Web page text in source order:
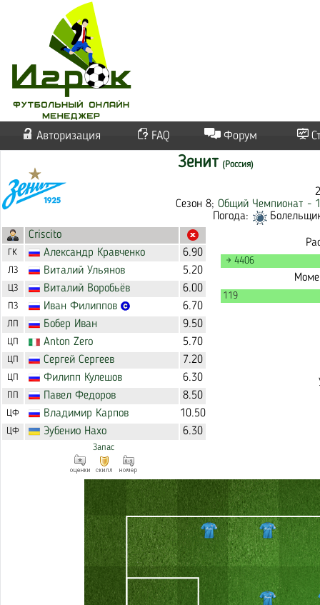
Авторизация FAQ Форум
Зенит (Россия)
Сезон 8;Общий Чемпионат -
Погода:
Criscito
ГК Александр Кравченко 6.90
ЛЗ Виталий Ульянов 5.20
ЦЗ Виталий Воробьёв 6.00
ПЗ Иван Филиппов 6.70
ЛП Бобер Иван 9.50
ЦП Anton Zero 5.70
ЦП Сергей Сергеев 7.20
ЦП Филипп Кулешов 6.30
ПП Павел Федоров 8.50
ЦФ Владимир Карпов 10.50
ЦФ Эубенио Нахо 6.30
Запас
→ 4406
119